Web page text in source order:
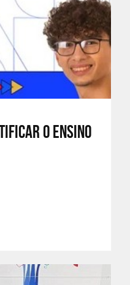
o ensino